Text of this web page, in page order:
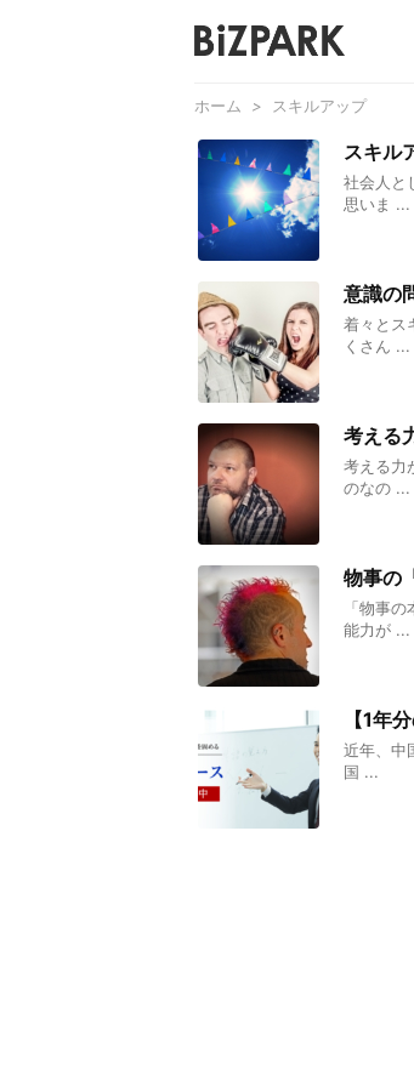
ホーム > スキルアップ
スキル
社会人と
思いま ...
意識の
着々とス
くさん ...
考える
考える力
のなの ...
物事の
「物事
能力が ...
【1年
近年、中
国 ...